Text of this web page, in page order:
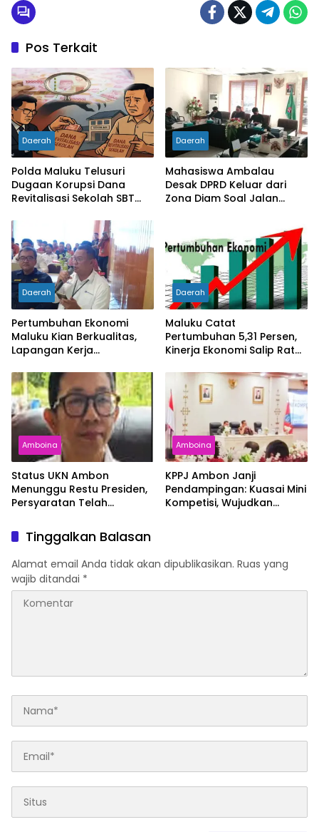
Pos Terkait
Daerah
Polda Maluku Telusuri
Dugaan Korupsi Dana
Revitalisasi Sekolah SBT
Diperiksa
Daerah
Mahasiswa Ambalau
Desak DPRD Keluar dari
Zona Diam Soal Jalan
Daerah
Pertumbuhan Ekonomi
Maluku Kian Berkualitas,
Lapangan Kerja
Kemiskinan Turun
Daerah
Maluku Catat
Pertumbuhan 5,31 Persen,
Kinerja Ekonomi Salip Rata-
Amboina
Status UKN Ambon
Menunggu Restu Presiden,
Persyaratan Telah
Amboina
KPPJ Ambon Janji
Pendampingan: Kuasai Mini
Kompetisi, Wujudkan
Tinggalkan Balasan
Alamat email Anda tidak akan dipublikasikan. Ruas yang
wajib ditandai *